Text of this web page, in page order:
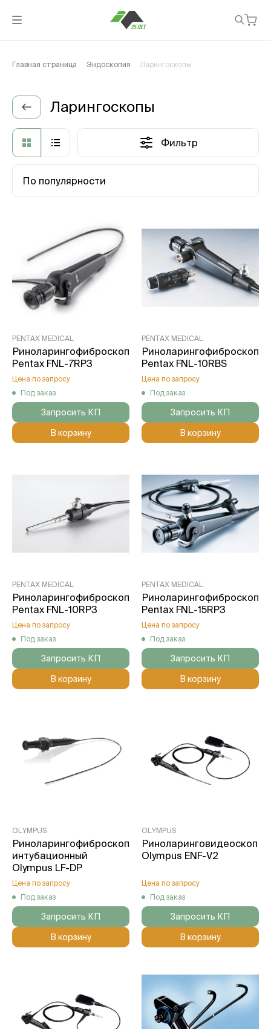
Главная страница Эндоскопия Ларингоскопы
Ларингоскопы
Фильтр
По популярности
PENTAX MEDICAL
Риноларингофиброскоп
Pentax FNL-7RP3
Цена по запросу
Под заказ
Запросить КП
В корзину
PENTAX MEDICAL
Риноларингофиброскоп
Pentax FNL-10RBS
Цена по запросу
Под заказ
Запросить КП
В корзину
PENTAX MEDICAL
Риноларингофиброскоп
Pentax FNL-10RP3
Цена по запросу
Под заказ
Запросить КП
В корзину
PENTAX MEDICAL
Риноларингофиброскоп
Pentax FNL-15RP3
Цена по запросу
Под заказ
Запросить КП
В корзину
OLYMPUS
Риноларингофиброскоп
интубационный
Olympus LF-DP
Цена по запросу
Под заказ
Запросить КП
В корзину
OLYMPUS
Риноларинговидеоскоп
Olympus ENF-V2
Цена по запросу
Под заказ
Запросить КП
В корзину